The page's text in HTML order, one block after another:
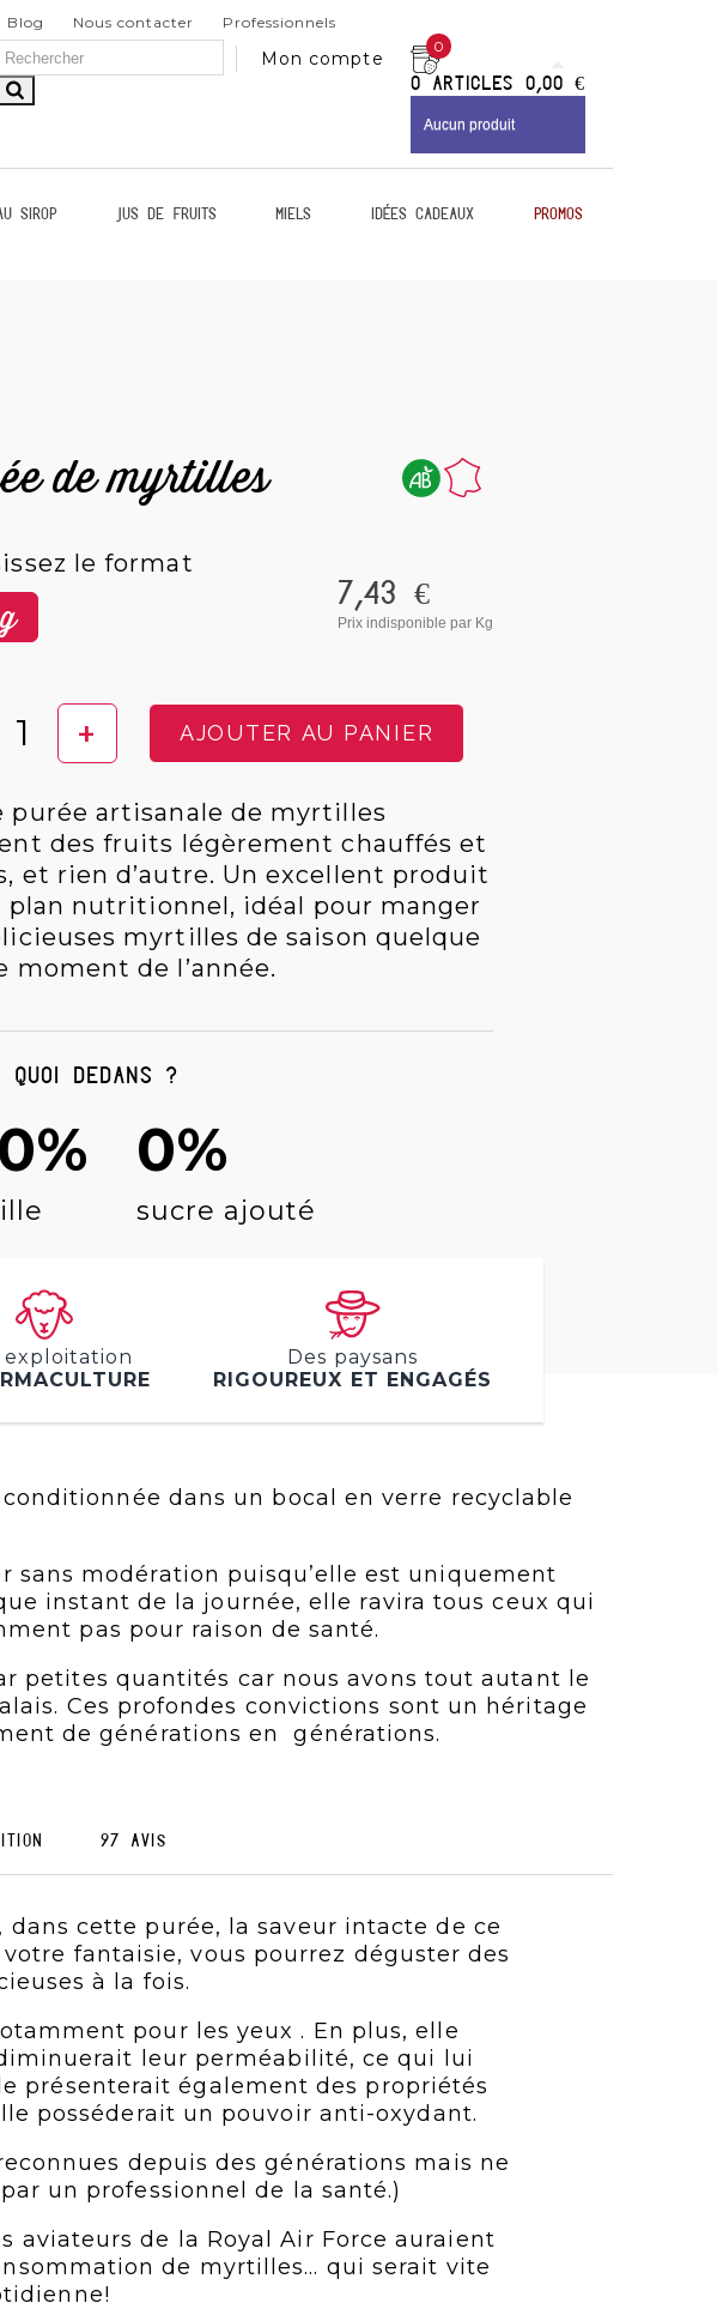
Blog Nous contacter
Professionnels
0
0 Articles 0,00 €
Aucun produit
Mon compte
sirop Jus de fruits Miels Idées Cadeaux Promos
de myrtilles
le format
7,43 €
Prix indisponible par Kg
+ AJOUTER AU PANIER
purée artisanale de myrtilles
des fruits légèrement chauffés et
et rien d’autre. Un excellent produit
plan nutritionnel, idéal pour manger
myrtilles de saison quelque
moment de l’année.
dedans ?
0%
sucre ajouté
exploitation
Des paysans
RIGOUREUX ET ENGAGÉS
dans un bocal en verre recyclable
modération puisqu’elle est uniquement
instant de la journée, elle ravira tous ceux qui
pas pour raison de santé.
petites quantités car nous avons tout autant le
Ces profondes convictions sont un héritage
de générations en générations.
97 avis
cette purée, la saveur intacte de ce
fantaisie, vous pourrez déguster des
à la fois.
pour les yeux . En plus, elle
leur perméabilité, ce qui lui
présenterait également des propriétés
posséderait un pouvoir anti-oxydant.
depuis des générations mais ne
un professionnel de la santé.)
aviateurs de la Royal Air Force auraient
de myrtilles... qui serait vite